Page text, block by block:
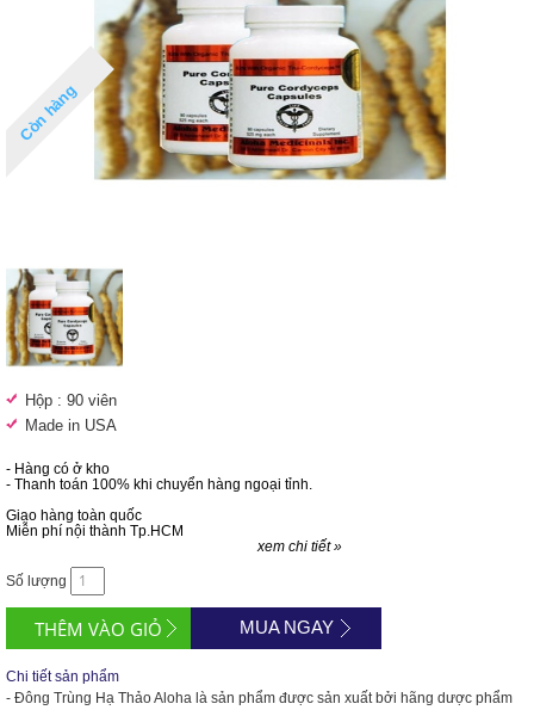
Còn hàng
Hộp : 90 viên
Made in USA
- Hàng có ở kho
- Thanh toán 100% khi chuyển hàng ngoại tỉnh.
Giao hàng toàn quốc
Miễn phí nội thành Tp.HCM
xem chi tiết »
Số lượng
MUA NGAY
Chi tiết sản phẩm
- Đông Trùng Hạ Thảo Aloha là sản phẩm được sản xuất bởi hãng dược phẩm